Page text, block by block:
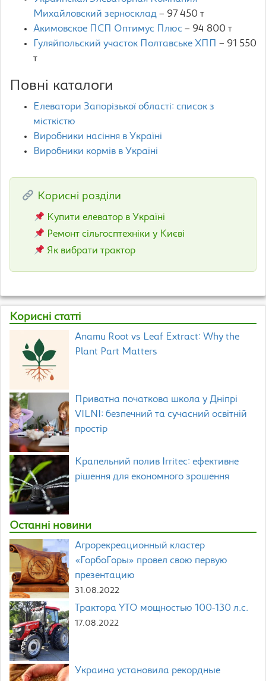
Михайловский зерносклад – 97 450 т
Акимовское ПСП Оптимус Плюс – 94 800 т
Гуляйпольский участок Полтавське ХПП
– 91 550
т
Повні каталоги
Елеватори Запорізької області: список з
місткістю
Виробники насіння в Україні
Виробники кормів в Україні
Корисні розділи
Купити елеватор в Україні
Ремонт сільгосптехніки у Києві
Як вибрати трактор
Корисні статті
Anamu Root vs Leaf Extract: Why the
Plant Part Matters
Приватна початкова школа у Дніпрі
VILNI: безпечний та сучасний освітній
простір
Крапельний полив Irritec: ефективне
рішення для економного зрошення
Останні новини
Агрорекреационный кластер
«ГорбоГоры» провел свою первую
презентацию
31.08.2022
Трактора YTO мощностью 100-130 л.с.
17.08.2022
Украина установила рекордные